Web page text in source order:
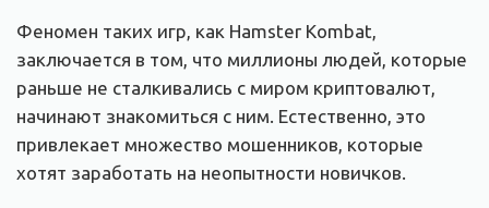
Феномен таких игр, как Hamster Kombat,
заключается в том, что миллионы людей, которые
раньше не сталкивались с миром криптовалют,
начинают знакомиться с ним. Естественно, это
привлекает множество мошенников, которые
хотят заработать на неопытности новичков.